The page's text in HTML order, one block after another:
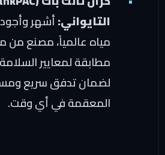
التايواني:أشهر وأجود خزان
مياه عالمياً، مصنع من مواد صحية
مطابقة لمعايير السلامة الدولية،
لضمان تدفق سريع ومستمر للمياه
المعقمة في أي وقت.